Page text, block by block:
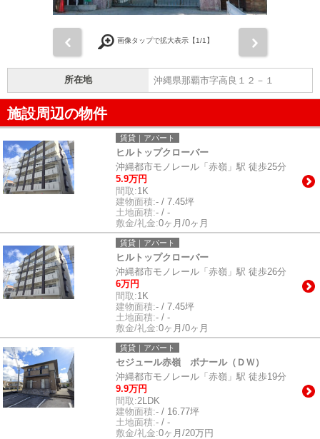
画像タップで拡大表示【1/1】
所在地 沖縄県那覇市字高良１２－１
施設周辺の物件
賃貸｜アパート
ヒルトップクローバー
沖縄都市モノレール「赤嶺」駅 徒歩25分
5.9万円
間取:1K
建物面積:- / 7.45坪
土地面積:- / -
敷金/礼金:0ヶ月/0ヶ月
賃貸｜アパート
ヒルトップクローバー
沖縄都市モノレール「赤嶺」駅 徒歩26分
6万円
間取:1K
建物面積:- / 7.45坪
土地面積:- / -
敷金/礼金:0ヶ月/0ヶ月
賃貸｜アパート
セジュール赤嶺 ボナール（ＤＷ）
沖縄都市モノレール「赤嶺」駅 徒歩19分
9.9万円
間取:2LDK
建物面積:- / 16.77坪
土地面積:- / -
敷金/礼金:0ヶ月/20万円